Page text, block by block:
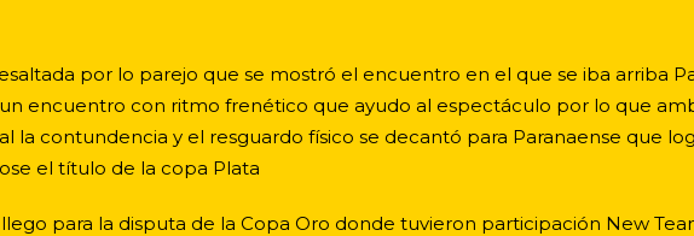
por lo parejo que se mostró el encuentro en el que se iba arriba
encuentro con ritmo frenético que ayudo al espectáculo por lo que
la contundencia y el resguardo físico se decantó para Paranaense que
el título de la copa Plata
para la disputa de la Copa Oro donde tuvieron participación New